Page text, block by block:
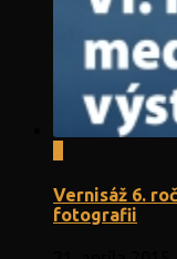
Vernisáž 6.
fotografii